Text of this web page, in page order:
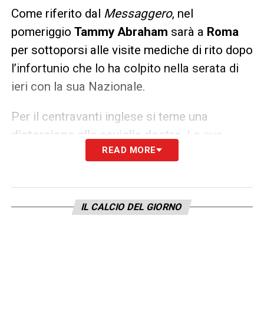
Come riferito dal Messaggero, nel
pomeriggio Tammy Abraham sarà a Roma
per sottoporsi alle visite mediche di rito dopo
l’infortunio che lo ha colpito nella serata di
ieri con la sua Nazionale.
Per il centravanti inglese si teme una
distorsione alla caviglia destra
. La sua
presenza in campo in vista del big match di
LA PLAYLIST DELLE NOSTRE TOP NEWS
READ MORE
IL CALCIO DEL GIORNO